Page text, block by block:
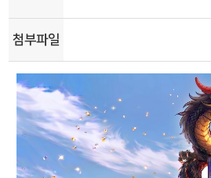
첨부파일